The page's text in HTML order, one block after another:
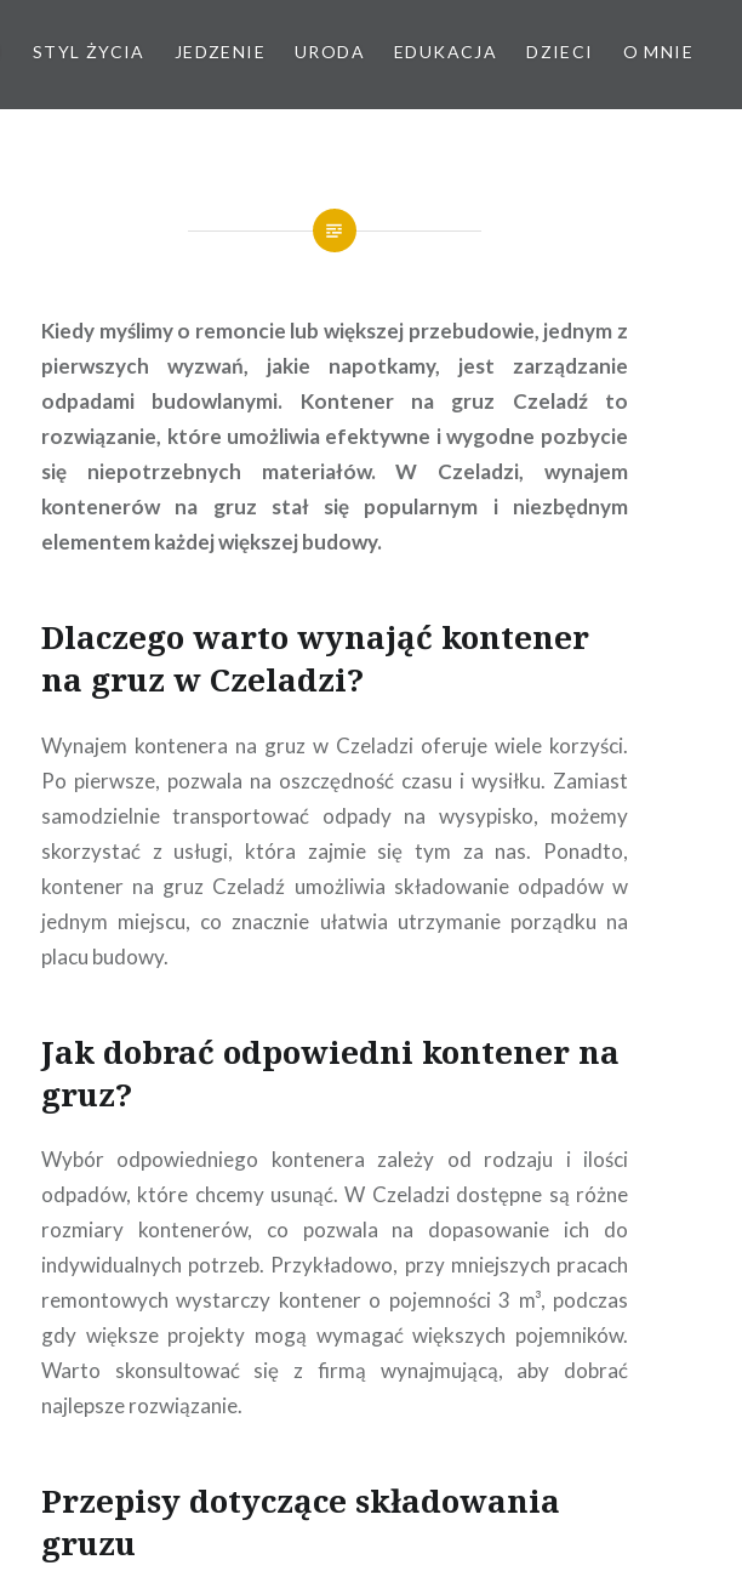
STYL ŻYCIA JEDZENIE URODA EDUKACJA DZIECI O MNIE
Kiedy myślimy o remoncie lub większej przebudowie, jednym z
pierwszych wyzwań, jakie napotkamy, jest zarządzanie
odpadami budowlanymi. Kontener na gruz Czeladź to
rozwiązanie, które umożliwia efektywne i wygodne pozbycie
się niepotrzebnych materiałów. W Czeladzi, wynajem
kontenerów na gruz stał się popularnym i niezbędnym
elementem każdej większej budowy.
Dlaczego warto wynająć kontener
na gruz w Czeladzi?
Wynajem kontenera na gruz w Czeladzi oferuje wiele korzyści.
Po pierwsze, pozwala na oszczędność czasu i wysiłku. Zamiast
samodzielnie transportować odpady na wysypisko, możemy
skorzystać z usługi, która zajmie się tym za nas. Ponadto,
kontener na gruz Czeladź umożliwia składowanie odpadów w
jednym miejscu, co znacznie ułatwia utrzymanie porządku na
placu budowy.
Jak dobrać odpowiedni kontener na
gruz?
Wybór odpowiedniego kontenera zależy od rodzaju i ilości
odpadów, które chcemy usunąć. W Czeladzi dostępne są różne
rozmiary kontenerów, co pozwala na dopasowanie ich do
indywidualnych potrzeb. Przykładowo, przy mniejszych pracach
remontowych wystarczy kontener o pojemności 3 m³, podczas
gdy większe projekty mogą wymagać większych pojemników.
Warto skonsultować się z firmą wynajmującą, aby dobrać
najlepsze rozwiązanie.
Przepisy dotyczące składowania
gruzu